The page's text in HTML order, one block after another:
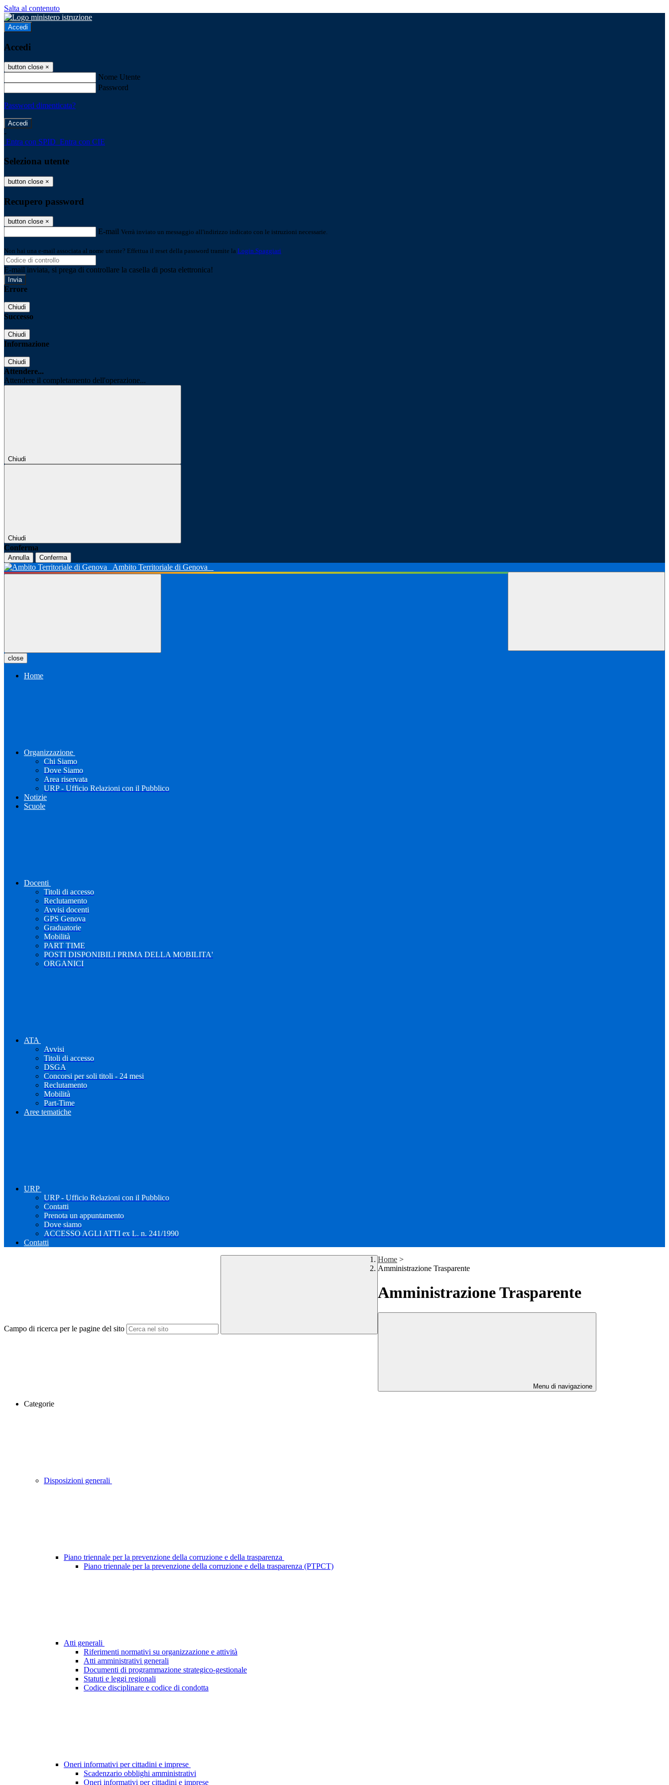
Salta al contenuto
Accedi
Accedi
button close ×
Nome Utente
Password
Password dimenticata?
-
Entra con SPID Entra con CIE
Seleziona utente
button close ×
Recupero password
button close ×
E-mail Verrà inviato un messaggio all'indirizzo indicato con le istruzioni necessarie.
Non hai una e-mail associata al nome utente? Effettua il reset della password tramite la Login Spaggiari
E-mail inviata, si prega di controllare la casella di posta elettronica!
Errore
Chiudi
Successo
Chiudi
Informazione
Chiudi
Attendere...
Attendere il completamento dell'operazione...
Chiudi
Chiudi
Conferma
Annulla Conferma
Ambito Territoriale di Genova
close
Home
Organizzazione
Chi Siamo
Dove Siamo
Area riservata
URP - Ufficio Relazioni con il Pubblico
Notizie
Scuole
Docenti
Titoli di accesso
Reclutamento
Avvisi docenti
GPS Genova
Graduatorie
Mobilità
PART TIME
POSTI DISPONIBILI PRIMA DELLA MOBILITA'
ORGANICI
ATA
Avvisi
Titoli di accesso
DSGA
Concorsi per soli titoli - 24 mesi
Reclutamento
Mobilità
Part-Time
Aree tematiche
URP
URP - Ufficio Relazioni con il Pubblico
Contatti
Prenota un appuntamento
Dove siamo
ACCESSO AGLI ATTI ex L. n. 241/1990
Contatti
Campo di ricerca per le pagine del sito
Home >
Amministrazione Trasparente
Amministrazione Trasparente
Menu di navigazione
Categorie
Disposizioni generali
Piano triennale per la prevenzione della corruzione e della trasparenza
Piano triennale per la prevenzione della corruzione e della trasparenza (PTPCT)
Atti generali
Riferimenti normativi su organizzazione e attività
Atti amministrativi generali
Documenti di programmazione strategico-gestionale
Statuti e leggi regionali
Codice disciplinare e codice di condotta
Oneri informativi per cittadini e imprese
Scadenzario obblighi amministrativi
Oneri informativi per cittadini e imprese